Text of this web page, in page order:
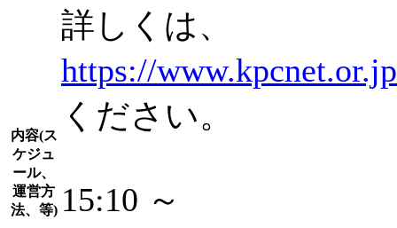
内容(ス
ケジュ
ール、
運営方
法、等)
詳しくは、
https://
ください。
15:10 ～